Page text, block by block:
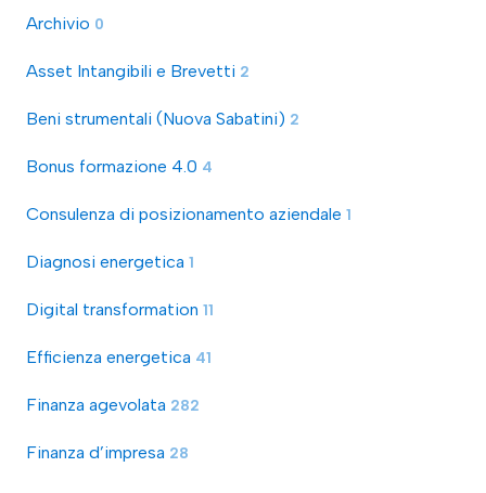
Archivio 0
Asset Intangibili e Brevetti 2
Beni strumentali (Nuova Sabatini) 2
Bonus formazione 4.0 4
Consulenza di posizionamento aziendale 1
Diagnosi energetica 1
Digital transformation 11
Efficienza energetica 41
Finanza agevolata 282
Finanza d’impresa 28